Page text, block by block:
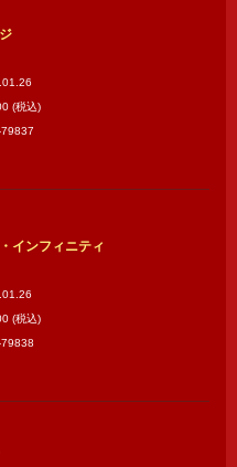
(税込)
79837
インフィニティ
(税込)
79838